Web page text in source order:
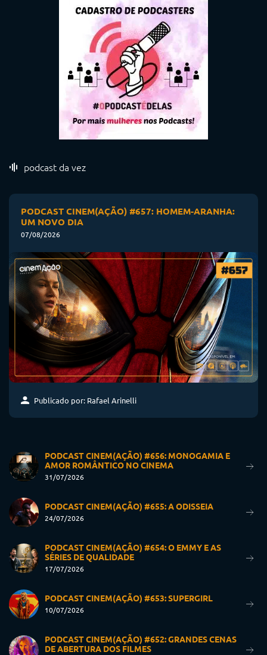
podcast da vez
PODCAST CINEM(AÇÃO) #657: HOMEM-ARANHA:
UM NOVO DIA
07/08/2026
Publicado por: Rafael Arinelli
PODCAST CINEM(AÇÃO) #656: MONOGAMIA E
AMOR ROMÂNTICO NO CINEMA
31/07/2026
PODCAST CINEM(AÇÃO) #655: A ODISSEIA
24/07/2026
PODCAST CINEM(AÇÃO) #654: O EMMY E AS
SÉRIES DE QUALIDADE
17/07/2026
PODCAST CINEM(AÇÃO) #653: SUPERGIRL
10/07/2026
PODCAST CINEM(AÇÃO) #652: GRANDES CENAS
DE ABERTURA DOS FILMES